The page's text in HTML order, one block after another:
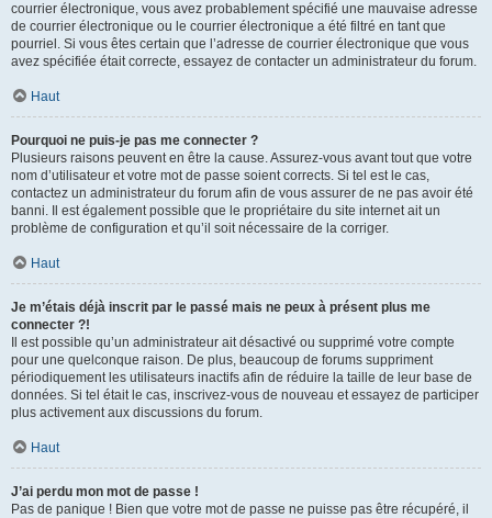
courrier électronique, vous avez probablement spécifié une mauvaise adresse
de courrier électronique ou le courrier électronique a été filtré en tant que
pourriel. Si vous êtes certain que l’adresse de courrier électronique que vous
avez spécifiée était correcte, essayez de contacter un administrateur du forum.
Haut
Pourquoi ne puis-je pas me connecter ?
Plusieurs raisons peuvent en être la cause. Assurez-vous avant tout que votre
nom d’utilisateur et votre mot de passe soient corrects. Si tel est le cas,
contactez un administrateur du forum afin de vous assurer de ne pas avoir été
banni. Il est également possible que le propriétaire du site internet ait un
problème de configuration et qu’il soit nécessaire de la corriger.
Haut
Je m’étais déjà inscrit par le passé mais ne peux à présent plus me
connecter ?!
Il est possible qu’un administrateur ait désactivé ou supprimé votre compte
pour une quelconque raison. De plus, beaucoup de forums suppriment
périodiquement les utilisateurs inactifs afin de réduire la taille de leur base de
données. Si tel était le cas, inscrivez-vous de nouveau et essayez de participer
plus activement aux discussions du forum.
Haut
J’ai perdu mon mot de passe !
Pas de panique ! Bien que votre mot de passe ne puisse pas être récupéré, il